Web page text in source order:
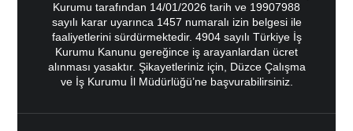
Kurumu tarafından 14/01/2026 tarih ve 19907988
sayılı karar uyarınca 1457 numaralı izin belgesi ile
faaliyetlerini sürdürmektedir. 4904 sayılı Türkiye İş
Kurumu Kanunu gereğince iş arayanlardan ücret
alınması yasaktır. Şikayetleriniz için, Düzce Çalışma
ve İş Kurumu İl Müdürlüğü’ne başvurabilirsiniz.